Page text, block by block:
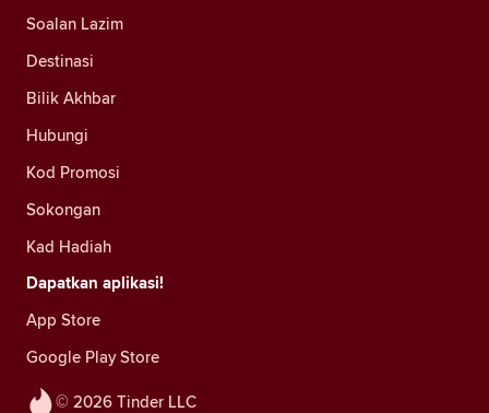
© 2026 Tinder LLC
Soalan Lazim
Destinasi
Bilik Akhbar
Hubungi
Kod Promosi
Sokongan
Kad Hadiah
Dapatkan aplikasi!
App Store
Google Play Store